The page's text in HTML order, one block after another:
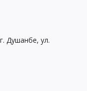
Душанбе, ул.